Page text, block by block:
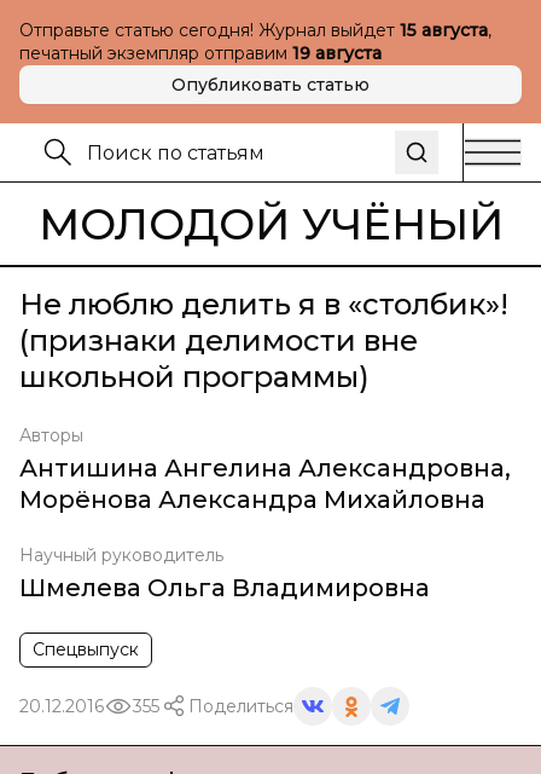
Отправьте статью сегодня! Журнал выйдет 15 августа,
печатный экземпляр отправим 19 августа
Опубликовать статью
МОЛОДОЙ УЧЁНЫЙ
Не люблю делить я в «столбик»!
(признаки делимости вне
школьной программы)
Авторы
Антишина Ангелина Александровна,
Морёнова Александра Михайловна
Научный руководитель
Шмелева Ольга Владимировна
Спецвыпуск
20.12.2016 355 Поделиться